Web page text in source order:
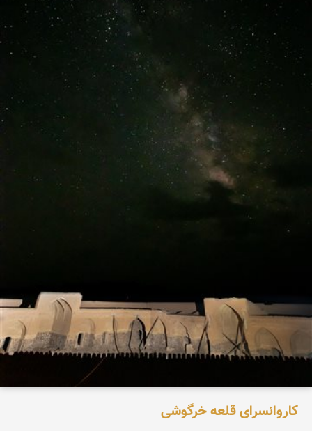
کاروانسرای قلعه خرگوشی